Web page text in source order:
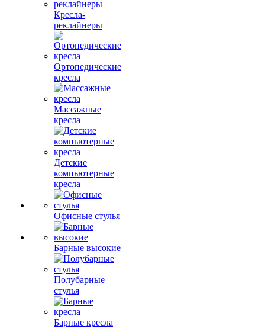
Кресла-
реклайнеры
Ортопедические
кресла
Массажные
кресла
Детские
компьютерные
кресла
Офисные стулья
Барные высокие
Полубарные
стулья
Барные кресла